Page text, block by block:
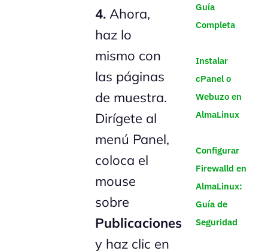
4. Ahora,
haz lo
mismo con
las páginas
de muestra.
Dirígete al
menú Panel,
coloca el
mouse
sobre
Publicaciones
y haz clic en
Guía
Completa
Instalar
cPanel o
Webuzo en
AlmaLinux
Configurar
Firewalld en
AlmaLinux:
Guía de
Seguridad